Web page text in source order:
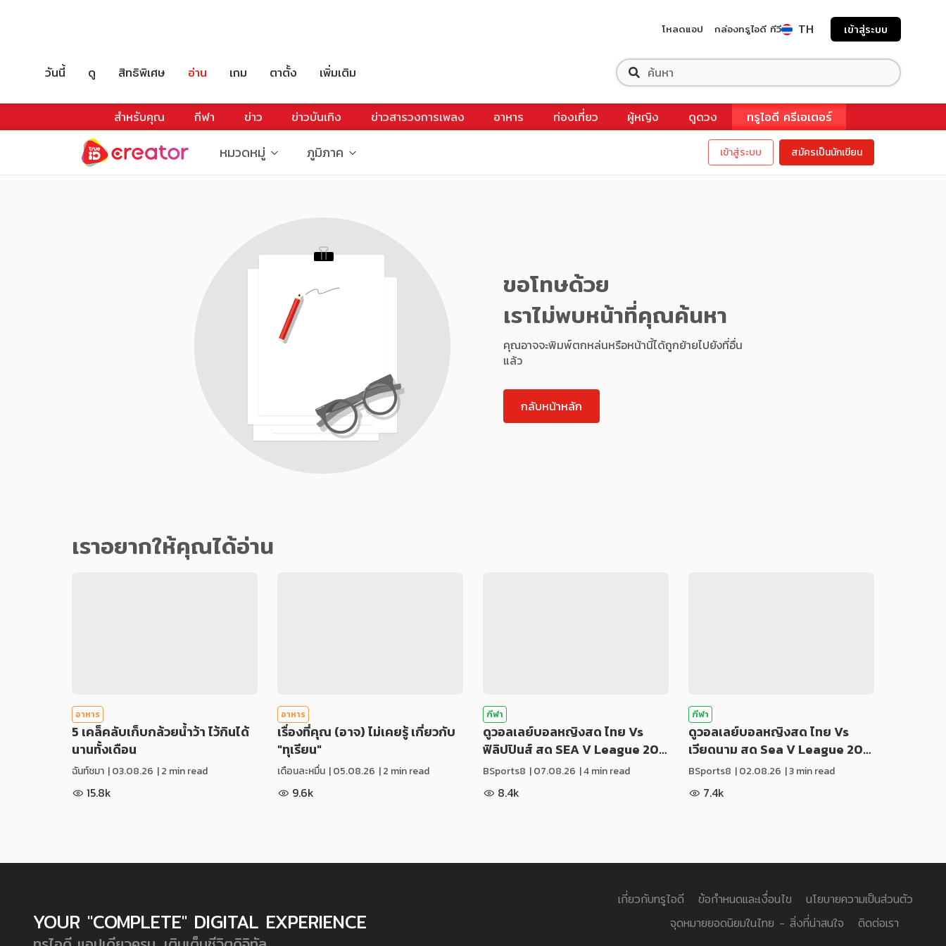
โหลดแอป กล่องทรูไอดี ทีวี TH เข้าสู่ระบบ
วันนี้ ดู สิทธิพิเศษ อ่าน เกม ตาตั้ง เพิ่มเติม
สำหรับคุณ กีฬา ข่าว ข่าวบันเทิง ข่าวสารวงการเพลง อาหาร ท่องเที่ยว ผู้หญิง ดูดวง ทรูไอดี ครีเอเตอร์
หมวดหมู่ ภูมิภาค เข้าสู่ระบบ สมัครเป็นนักเขียน
ขอโทษด้วย
เราไม่พบหน้าที่คุณค้นหา
คุณอาจจะพิมพ์ตกหล่นหรือหน้านี้ได้ถูกย้ายไปยังที่อื่น
แล้ว
กลับหน้าหลัก
เราอยากให้คุณได้อ่าน
อาหาร
5 เคล็คลับเก็บกล้วยน้ำว้า ไว้กินได้
นานทั้งเดือน
ฉันท์ชมา |03.08.26 | 2 min read
15.8k
อาหาร
เรื่องที่คุณ (อาจ) ไม่เคยรู้ เกี่ยวกับ
"ทุเรียน"
เดือนละหมื่น |05.08.26 | 2 min read
9.6k
กีฬา
ดูวอลเลย์บอลหญิงสด ไทย Vs
ฟิลิปปินส์ สด SEA V League 20…
BSports8 |07.08.26 | 4 min read
8.4k
กีฬา
ดูวอลเลย์บอลหญิงสด ไทย Vs
เวียดนาม สด Sea V League 20…
BSports8 |02.08.26 | 3 min read
7.4k
YOUR "COMPLETE" DIGITAL EXPERIENCE
เกี่ยวกับทรูไอดี ข้อกำหนดและเงื่อนไข
นโยบายความเป็นส่วนตัว
จุดหมายยอดนิยมในไทย - สิ่งที่น่าสนใจ
ติดต่อเรา